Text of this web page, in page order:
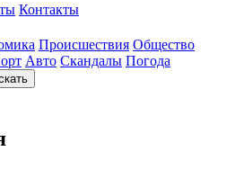
Контакты
Происшествия Общество
Авто Скандалы Погода